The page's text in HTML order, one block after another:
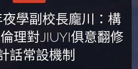
學副校長龐川：構
理對JIUYI俱意翻修
話常設機制